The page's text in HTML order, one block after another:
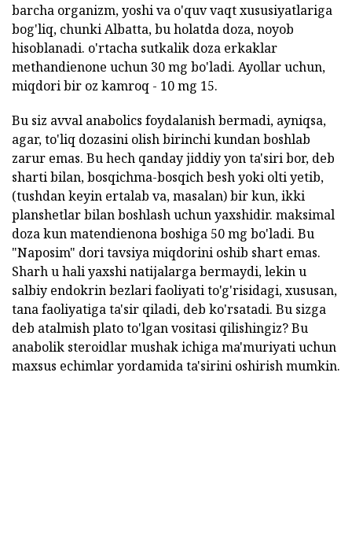
barcha organizm, yoshi va o'quv vaqt xususiyatlariga
bog'liq, chunki Albatta, bu holatda doza, noyob
hisoblanadi. o'rtacha sutkalik doza erkaklar
methandienone uchun 30 mg bo'ladi. Ayollar uchun,
miqdori bir oz kamroq - 10 mg 15.
Bu siz avval anabolics foydalanish bermadi, ayniqsa,
agar, to'liq dozasini olish birinchi kundan boshlab
zarur emas. Bu hech qanday jiddiy yon ta'siri bor, deb
sharti bilan, bosqichma-bosqich besh yoki olti yetib,
(tushdan keyin ertalab va, masalan) bir kun, ikki
planshetlar bilan boshlash uchun yaxshidir. maksimal
doza kun matendienona boshiga 50 mg bo'ladi. Bu
"Naposim" dori tavsiya miqdorini oshib shart emas.
Sharh u hali yaxshi natijalarga bermaydi, lekin u
salbiy endokrin bezlari faoliyati to'g'risidagi, xususan,
tana faoliyatiga ta'sir qiladi, deb ko'rsatadi. Bu sizga
deb atalmish plato to'lgan vositasi qilishingiz? Bu
anabolik steroidlar mushak ichiga ma'muriyati uchun
maxsus echimlar yordamida ta'sirini oshirish mumkin.